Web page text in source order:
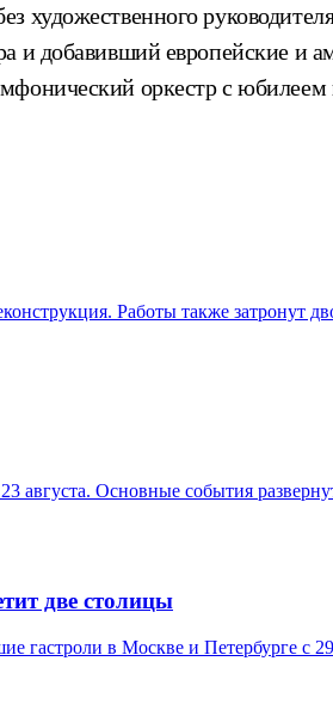
и добавивший европейские
оркестр с юбилеем
Работы также затронут
Основные события
две столицы
гастроли в Москве и Петербурге с